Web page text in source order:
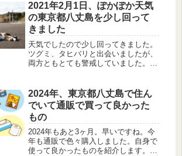
2021年2月1日、ぽかぽか天気
の東京都八丈島を少し回って
きました
天気でしたので少し回ってきました。
ツグミ、タヒバリと出会いましたが、
両方ともとても警戒していました。近
が見られました。2021年2月1日の東
京都八丈島の夕方の数時間のお話で
す。
2024年、東京都八丈島で住ん
でいて通販で買って良かった
もの
2024年もあと3ヶ月。早いですね。今
年も通販で色々購入しました。自身で
使って良かったものを紹介します。通